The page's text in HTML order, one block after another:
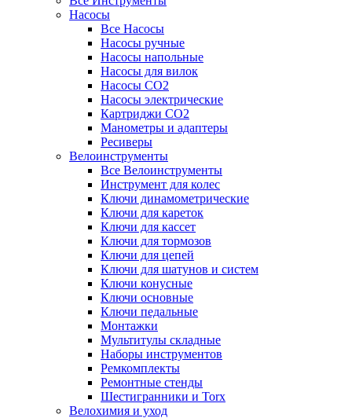
Насосы
Все Насосы
Насосы ручные
Насосы напольные
Насосы для вилок
Насосы CO2
Насосы электрические
Картриджи CO2
Манометры и адаптеры
Ресиверы
Велоинструменты
Все Велоинструменты
Инструмент для колес
Ключи динамометрические
Ключи для кареток
Ключи для кассет
Ключи для тормозов
Ключи для цепей
Ключи для шатунов и систем
Ключи конусные
Ключи основные
Ключи педальные
Монтажки
Мультитулы складные
Наборы инструментов
Ремкомплекты
Ремонтные стенды
Шестигранники и Torx
Велохимия и уход